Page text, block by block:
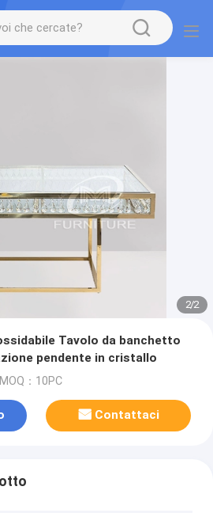
2/2
Tavolo da banchetto
pendente in cristallo
MOQ：10PC
Contattaci